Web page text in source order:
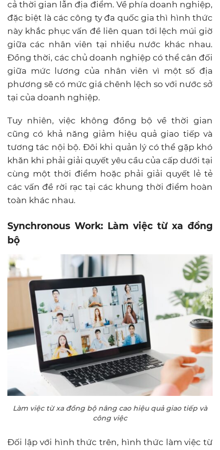
cả thời gian lẫn địa điểm. Về phía doanh nghiệp,
đặc biệt là các công ty đa quốc gia thì hình thức
này khắc phục vấn đề liên quan tới lệch múi giờ
giữa các nhân viên tại nhiều nước khác nhau.
Đồng thời, các chủ doanh nghiệp có thể cân đối
giữa mức lương của nhân viên vì một số địa
phương sẽ có mức giá chênh lệch so với nước sở
tại của doanh nghiệp.
Tuy nhiên, việc không đồng bộ về thời gian
cũng có khả năng giảm hiệu quả giao tiếp và
tương tác nội bộ. Đôi khi quản lý có thể gặp khó
khăn khi phải giải quyết yêu cầu của cấp dưới tại
cùng một thời điểm hoặc phải giải quyết lẻ tẻ
các vấn đề rời rạc tại các khung thời điểm hoàn
toàn khác nhau.
Synchronous Work: Làm việc từ xa đồng
bộ
Làm việc từ xa đồng bộ nâng cao hiệu quả giao tiếp và
công việc
Đối lập với hình thức trên, hình thức làm việc từ